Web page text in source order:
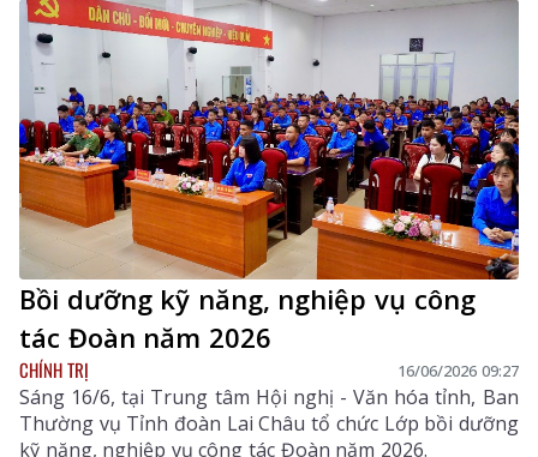
Bồi dưỡng kỹ năng, nghiệp vụ công
tác Đoàn năm 2026
CHÍNH TRỊ 16/06/2026 09:27
Sáng 16/6, tại Trung tâm Hội nghị - Văn hóa tỉnh, Ban
Thường vụ Tỉnh đoàn Lai Châu tổ chức Lớp bồi dưỡng
kỹ năng, nghiệp vụ công tác Đoàn năm 2026.